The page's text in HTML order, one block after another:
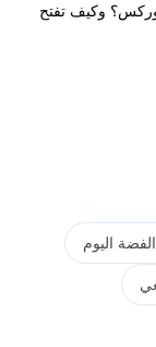
وكيف تفتح
اليوم